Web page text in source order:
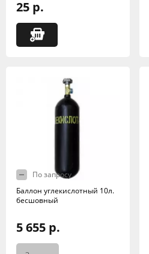
25 р.
По запросу
Баллон углекислотный 10л.
бесшовный
5 655 р.